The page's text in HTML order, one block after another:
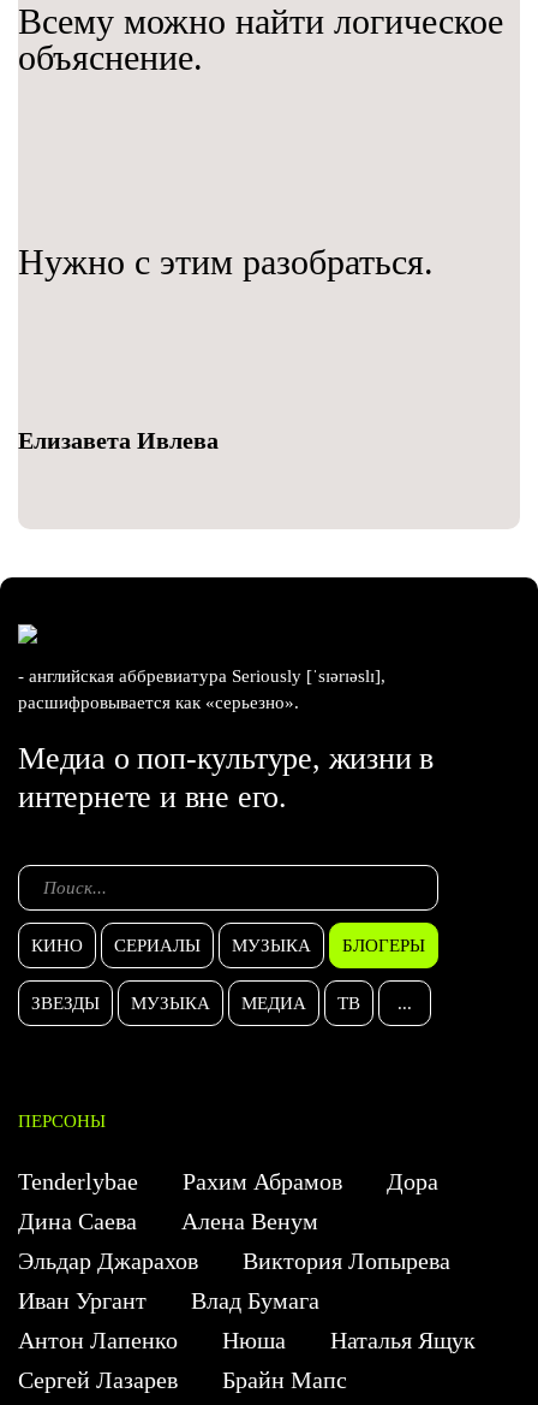
Всему можно найти логическое
объяснение.
Нужно с этим разобраться.
Елизавета Ивлева
- английская аббревиатура Seriously [ˈsɪərɪəslɪ],
расшифровывается как «серьезно».
Медиа о поп-культуре, жизни в
интернете и вне его.
КИНО СЕРИАЛЫ МУЗЫКА БЛОГЕРЫ
ЗВЕЗДЫ МУЗЫКА МЕДИА ТВ ...
ПЕРСОНЫ
Tenderlybae Рахим Абрамов
Дора
Дина Саева
Алена Венум
Эльдар Джарахов
Виктория Лопырева
Иван Ургант
Влад Бумага
Антон Лапенко
Нюша
Наталья Ящук
Сергей Лазарев
Брайн Мапс